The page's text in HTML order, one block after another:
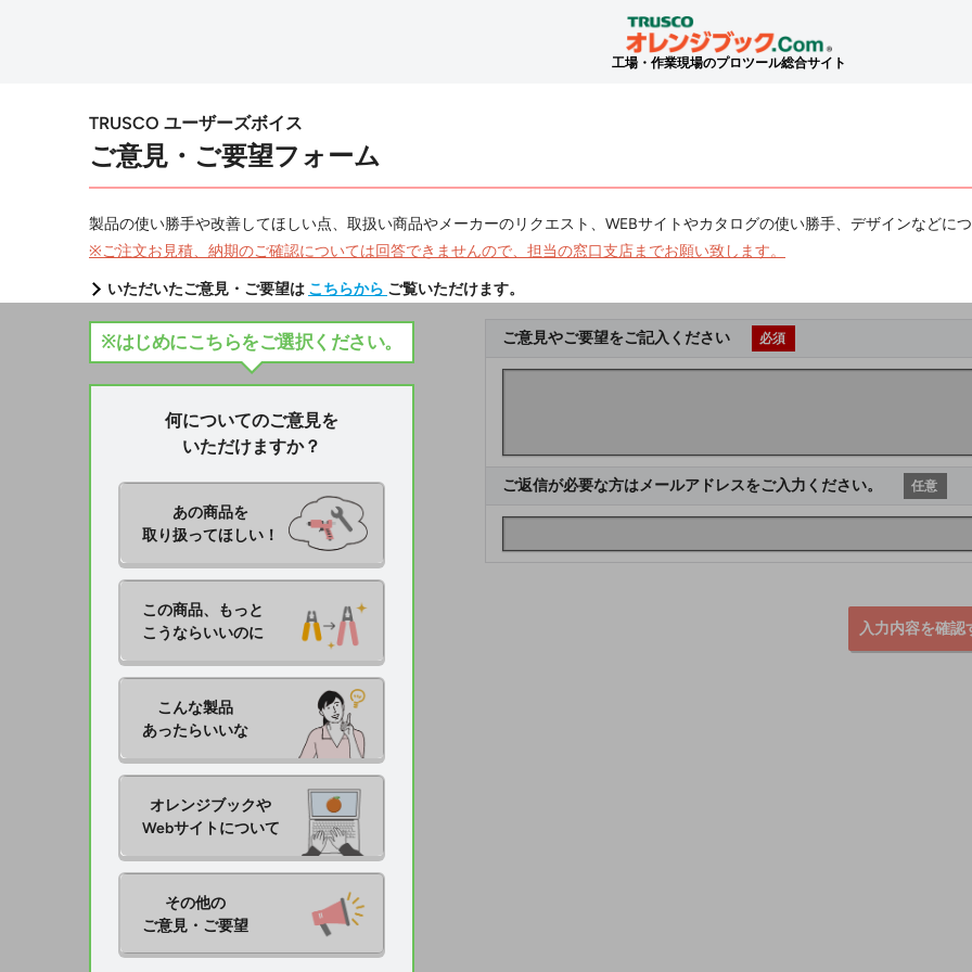
工場・作業現場のプロツール総合サイト
TRUSCO ユーザーズボイス
ご意見・ご要望フォーム
製品の使い勝手や改善してほしい点、取扱い商品やメーカーのリクエスト、WEBサイトやカタログの使い勝手、デザインなどに
※ご注文お見積、納期のご確認については回答できませんので、担当の窓口支店までお願い致します。
いただいたご意見・ご要望は こちらから ご覧いただけます。
※はじめにこちらをご選択ください。
何についてのご意見を
いただけますか？
あの商品を
取り扱ってほしい！
この商品、もっと
こうならいいのに
こんな製品
あったらいいな
オレンジブックや
Webサイトについて
その他の
ご意見・ご要望
ご意見やご要望をご記入ください 必須
ご返信が必要な方はメールアドレスをご入力ください。 任意
入力内容を確認